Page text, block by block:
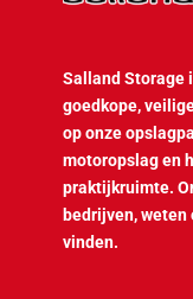
Salland Storage
goedkope,
op onze
motoropslag en
praktijkruimte.
bedrijven,
vinden.